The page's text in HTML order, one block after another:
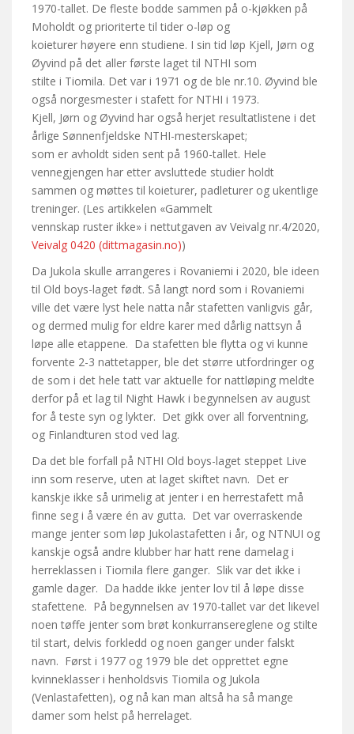
1970-tallet. De fleste bodde sammen på o-kjøkken på
Moholdt og prioriterte til tider o-løp og
koieturer høyere enn studiene. I sin tid løp Kjell, Jørn og
Øyvind på det aller første laget til NTHI som
stilte i Tiomila. Det var i 1971 og de ble nr.10. Øyvind ble
også norgesmester i stafett for NTHI i 1973.
Kjell, Jørn og Øyvind har også herjet resultatlistene i det
årlige Sønnenfjeldske NTHI-mesterskapet;
som er avholdt siden sent på 1960-tallet. Hele
vennegjengen har etter avsluttede studier holdt
sammen og møttes til koieturer, padleturer og ukentlige
treninger. (Les artikkelen «Gammelt
vennskap ruster ikke» i nettutgaven av Veivalg nr.4/2020,
Veivalg 0420 (dittmagasin.no))
Da Jukola skulle arrangeres i Rovaniemi i 2020, ble ideen
til Old boys-laget født. Så langt nord som i Rovaniemi
ville det være lyst hele natta når stafetten vanligvis går,
og dermed mulig for eldre karer med dårlig nattsyn å
løpe alle etappene. Da stafetten ble flytta og vi kunne
forvente 2-3 nattetapper, ble det større utfordringer og
de som i det hele tatt var aktuelle for nattløping meldte
derfor på et lag til Night Hawk i begynnelsen av august
for å teste syn og lykter. Det gikk over all forventning,
og Finlandturen stod ved lag.
Da det ble forfall på NTHI Old boys-laget steppet Live
inn som reserve, uten at laget skiftet navn. Det er
kanskje ikke så urimelig at jenter i en herrestafett må
finne seg i å være én av gutta. Det var overraskende
mange jenter som løp Jukolastafetten i år, og NTNUI og
kanskje også andre klubber har hatt rene damelag i
herreklassen i Tiomila flere ganger. Slik var det ikke i
gamle dager. Da hadde ikke jenter lov til å løpe disse
stafettene. På begynnelsen av 1970-tallet var det likevel
noen tøffe jenter som brøt konkurransereglene og stilte
til start, delvis forkledd og noen ganger under falskt
navn. Først i 1977 og 1979 ble det opprettet egne
kvinneklasser i henholdsvis Tiomila og Jukola
(Venlastafetten), og nå kan man altså ha så mange
damer som helst på herrelaget.